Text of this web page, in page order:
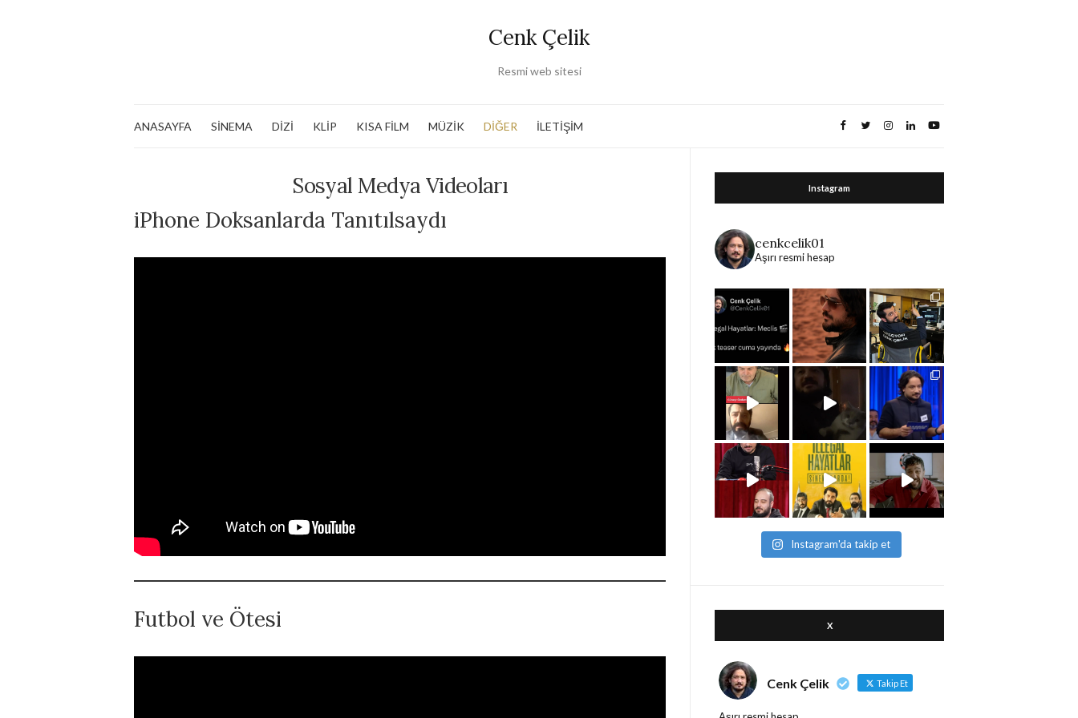
Cenk Çelik
Resmi web sitesi
ANASAYFA SİNEMA DİZİ KLİP KISA FİLM MÜZİK DİĞER İLETİŞİM
Sosyal Medya Videoları
iPhone Doksanlarda Tanıtılsaydı
Futbol ve Ötesi
Instagram
cenkcelik01
Aşırı resmi hesap
Instagram'da takip et
X
Cenk Çelik Takip Et